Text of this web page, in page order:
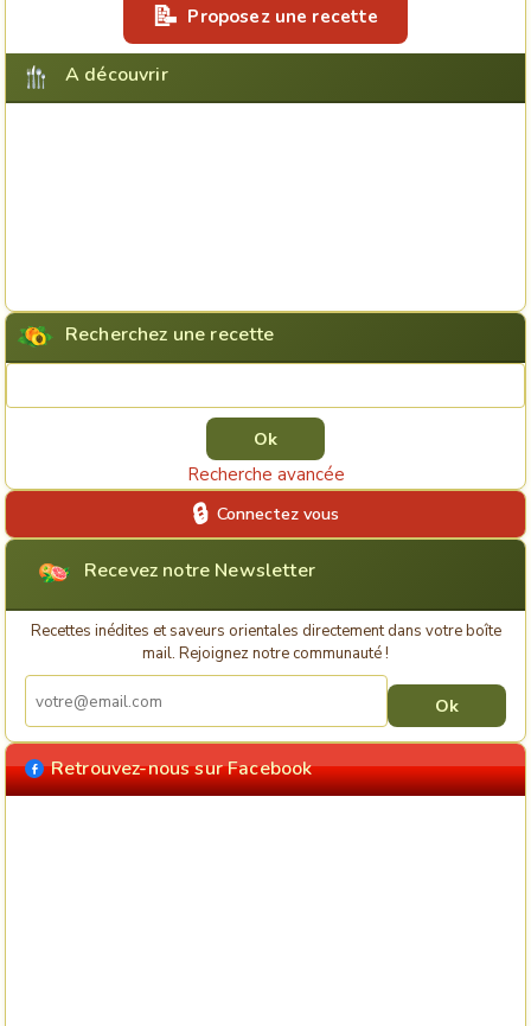
Proposez une recette
A découvrir
Recherchez une recette
Recherche avancée
Connectez vous
Recevez notre Newsletter
Recettes inédites et saveurs orientales directement dans votre boîte
mail. Rejoignez notre communauté !
Retrouvez-nous sur Facebook